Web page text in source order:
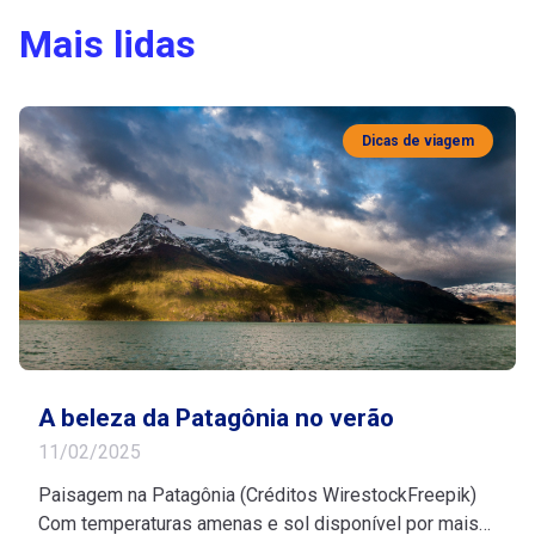
Mais lidas
Dicas de viagem
A beleza da Patagônia no verão
11/02/2025
Paisagem na Patagônia (Créditos WirestockFreepik)
Com temperaturas amenas e sol disponível por mais